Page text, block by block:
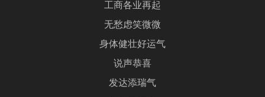
工商各业再起
无愁虑笑微微
身体健壮好运气
说声恭喜
发达添瑞气